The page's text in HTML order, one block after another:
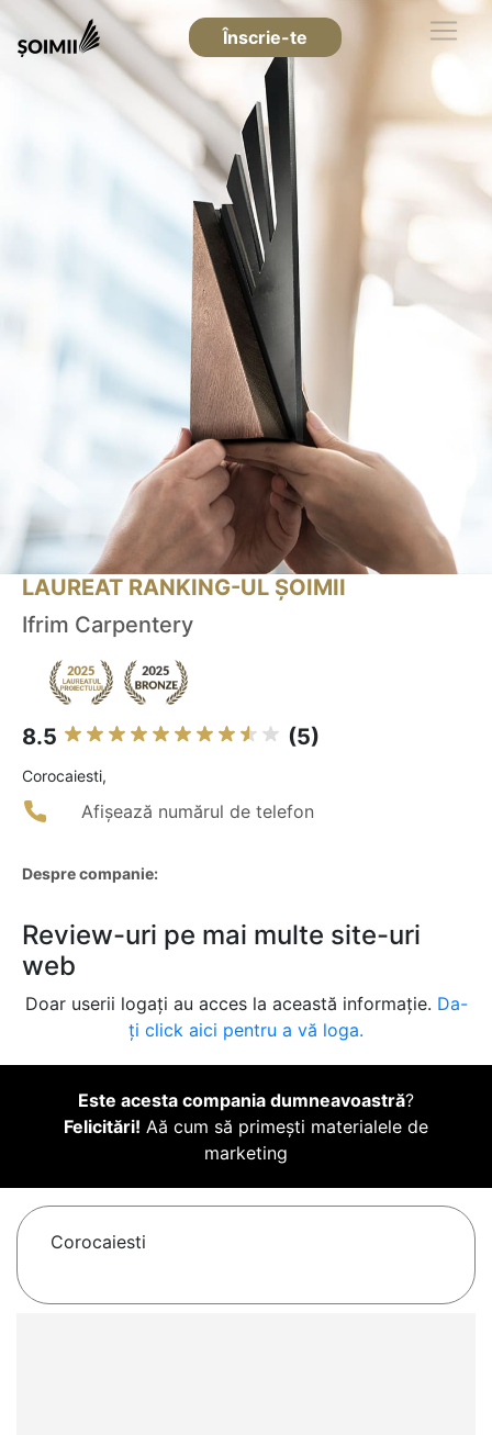
Înscrie-te
LAUREAT RANKING-UL ȘOIMII
Ifrim Carpentery
8.5 (5)
Corocaiesti,
Afișează numărul de telefon
Despre companie:
Review-uri pe mai multe site-uri
web
Doar userii logați au acces la această informație. Da-
ți click aici pentru a vă loga.
Este acesta compania dumneavoastră?
Felicitări! Aă cum să primești materialele de
marketing
Corocaiesti